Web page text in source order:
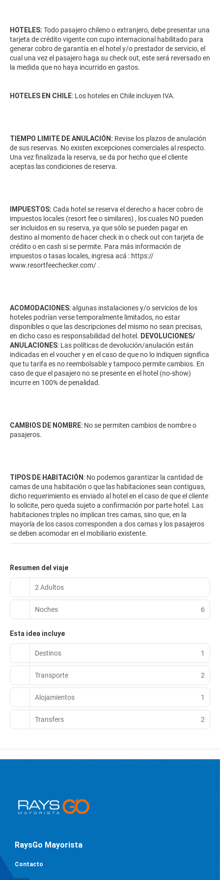
HOTELES: Todo pasajero chileno o extranjero, debe presentar una
tarjeta de crédito vigente con cupo internacional habilitado para
generar cobro de garantía en el hotel y/o prestador de servicio, el
cual una vez el pasajero haga su check out, este será reversado en
la medida que no haya incurrido en gastos.
HOTELES EN CHILE: Los hoteles en Chile incluyen IVA.
TIEMPO LIMITE DE ANULACIÓN: Revise los plazos de anulación
de sus reservas. No existen excepciones comerciales al respecto.
Una vez finalizada la reserva, se da por hecho que el cliente
aceptas las condiciones de reserva.
IMPUESTOS: Cada hotel se reserva el derecho a hacer cobro de
impuestos locales (resort fee o similares) , los cuales NO pueden
ser incluidos en su reserva, ya que sólo se pueden pagar en
destino al momento de hacer check in o check out con tarjeta de
crédito o en cash si se permite. Para más información de
impuestos o tasas locales, ingresa acá : https://
www.resortfeechecker.com/ .
ACOMODACIONES: algunas instalaciones y/o servicios de los
hoteles podrían verse temporalmente limitados, no estar
disponibles o que las descripciones del mismo no sean precisas,
en dicho caso es responsabilidad del hotel. DEVOLUCIONES/
ANULACIONES: Las políticas de devolución/anulación están
indicadas en el voucher y en el caso de que no lo indiquen significa
que tu tarifa es no reembolsable y tampoco permite cambios. En
caso de que el pasajero no se presente en el hotel (no-show)
incurre en 100% de penalidad.
CAMBIOS DE NOMBRE: No se permiten cambios de nombre o
pasajeros.
TIPOS DE HABITACIÓN : No podemos garantizar la cantidad de
camas de una habitación o que las habitaciones sean contiguas,
dicho requerimiento es enviado al hotel en el caso de que el cliente
lo solicite, pero queda sujeto a confirmación por parte hotel. Las
habitaciones triples no implican tres camas, sino que, en la
mayoría de los casos corresponden a dos camas y los pasajeros
se deben acomodar en el mobiliario existente.
Resumen del viaje
2 Adultos
Noches 6
Esta idea incluye
Destinos 1
Transporte 2
Alojamientos 1
Transfers 2
RaysGo Mayorista
Contacto